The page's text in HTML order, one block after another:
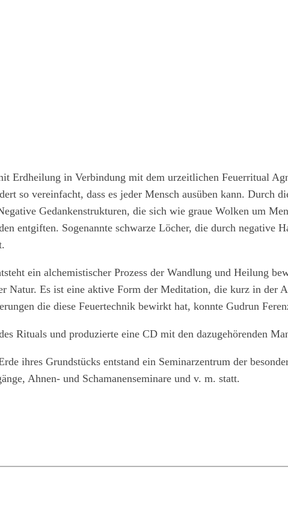
Erdheilung in Verbindung mit dem urzeitlichen Feuerritual
so vereinfacht, dass es jeder Mensch ausüben kann. Durch
Gedankenstrukturen, die sich wie graue Wolken um
entgiften. Sogenannte schwarze Löcher, die durch negative
ein alchemistischer Prozess der Wandlung und Heilung
Natur. Es ist eine aktive Form der Meditation, die kurz in der
die diese Feuertechnik bewirkt hat, konnte Gudrun
Rituals und produzierte eine CD mit den dazugehörenden
ihres Grundstücks entstand ein Seminarzentrum der
Ahnen- und Schamanenseminare und v. m. statt.